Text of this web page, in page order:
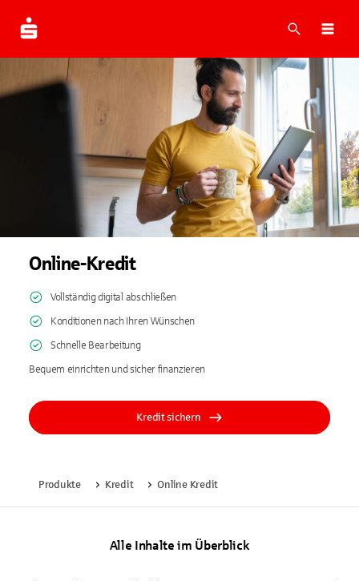
Suche
Online-Kredit
Vollständig digital abschließen
Konditionen nach Ihren Wünschen
Schnelle Bearbeitung
Bequem einrichten und sicher finanzieren
Kredit sichern
Produkte Kredit Online Kredit
Alle Inhalte im Überblick